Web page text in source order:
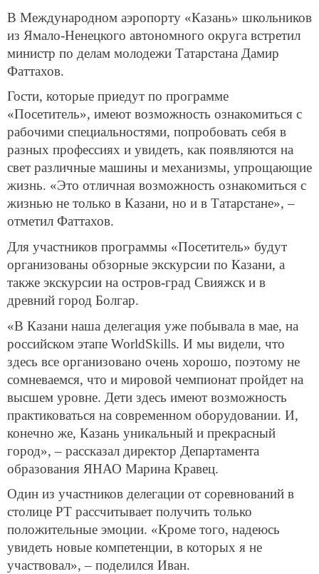
В Международном аэропорту «Казань» школьников
из Ямало-Ненецкого автономного округа встретил
министр по делам молодежи Татарстана Дамир
Фаттахов.
Гости, которые приедут по программе
«Посетитель», имеют возможность ознакомиться с
рабочими специальностями, попробовать себя в
разных профессиях и увидеть, как появляются на
свет различные машины и механизмы, упрощающие
жизнь. «Это отличная возможность ознакомиться с
жизнью не только в Казани, но и в Татарстане», –
отметил Фаттахов.
Для участников программы «Посетитель» будут
организованы обзорные экскурсии по Казани, а
также экскурсии на остров-град Свияжск и в
древний город Болгар.
«В Казани наша делегация уже побывала в мае, на
российском этапе WorldSkills. И мы видели, что
здесь все организовано очень хорошо, поэтому не
сомневаемся, что и мировой чемпионат пройдет на
высшем уровне. Дети здесь имеют возможность
практиковаться на современном оборудовании. И,
конечно же, Казань уникальный и прекрасный
город», – рассказал директор Департамента
образования ЯНАО Марина Кравец.
Один из участников делегации от соревнований в
столице РТ рассчитывает получить только
положительные эмоции. «Кроме того, надеюсь
увидеть новые компетенции, в которых я не
участвовал», – поделился Иван.